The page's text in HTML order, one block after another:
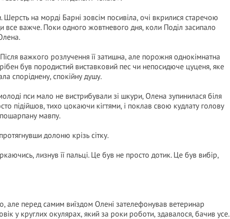
на морді Барні зовсім посивіла, очі вкрилися старечою
все важче. Поки одного жовтневого дня, коли Поділ засипало
Після важкого розлучення її затишна, але порожня однокімнатна
був породистий виставковий пес чи непосидюче цуценя, яке
споріднену, спокійну душу.
пси мало не вистрибували зі шкури, Олена зупинилася біля
підійшов, тихо цокаючи кігтями, і поклав свою кудлату голову
мавпу.
долоню крізь сітку.
лизнув її пальці. Це був не просто дотик. Це був вибір,
але перед самим виїздом Олені зателефонував ветеринар
у круглих окулярах, який за роки роботи, здавалося, бачив усе.